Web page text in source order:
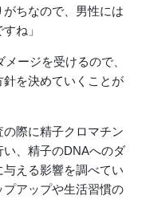
ちなので、男性には
ね」
ージを受けるので、
を決めていくことが
の際に精子クロマチン
、精子のDNAへのダ
える影響を調べてい
アップや生活習慣の